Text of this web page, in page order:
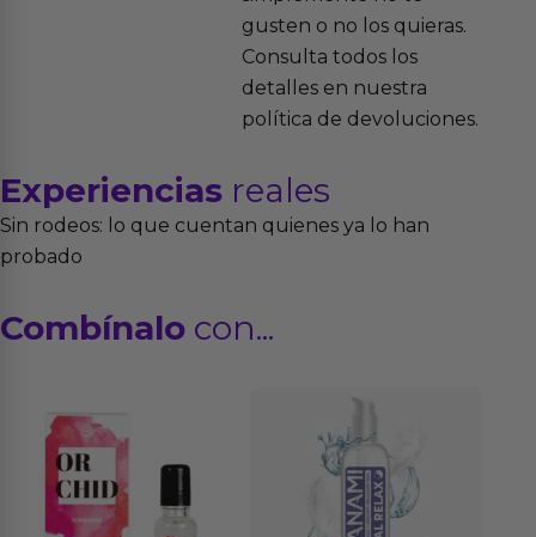
gusten o no los quieras.
Consulta todos los
detalles en nuestra
política de devoluciones.
Experiencias reales
Sin rodeos: lo que cuentan quienes ya lo han
probado
Combínalo con...